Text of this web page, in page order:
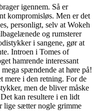
igennem. Så er
kompromisløs. Men er det
personligt, selv at Wokeh
og rumsterer
i sangene, gør at
Introen i Tomes of
hamrende interessant
spændende at høre på!
mere i den retning. For de
men de bliver måske
kan resultere i en lidt
lige sætter nogle grimme